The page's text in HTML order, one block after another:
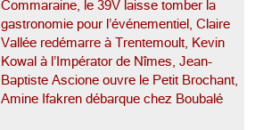
Commaraine, le 39V laisse tomber la
gastronomie pour l’événementiel, Claire
Vallée redémarre à Trentemoult, Kevin
Kowal à l’Impérator de Nîmes, Jean-
Baptiste Ascione ouvre le Petit Brochant,
Amine Ifakren débarque chez Boubalé